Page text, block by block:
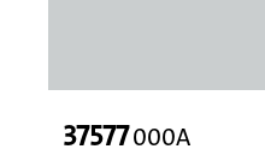
37577000A